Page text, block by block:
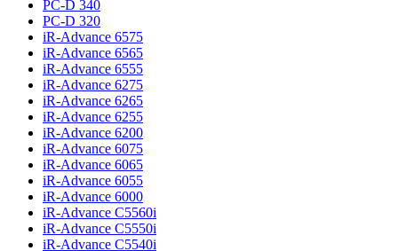
PC-D 340
PC-D 320
iR-Advance 6575
iR-Advance 6565
iR-Advance 6555
iR-Advance 6275
iR-Advance 6265
iR-Advance 6255
iR-Advance 6200
iR-Advance 6075
iR-Advance 6065
iR-Advance 6055
iR-Advance 6000
iR-Advance C5560i
iR-Advance C5550i
iR-Advance C5540i